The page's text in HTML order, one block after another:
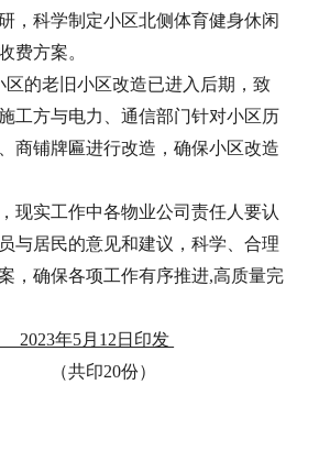
，科学制定小区北侧体育健身休闲
费方案。
区的老旧小区改造已进入后期，致
工方与电力、通信部门针对小区历
商铺牌匾进行改造，确保小区改造
现实工作中各物业公司责任人要认
与居民的意见和建议，科学、合理
，确保各项工作有序推进,高质量完
月12日印发
20份）